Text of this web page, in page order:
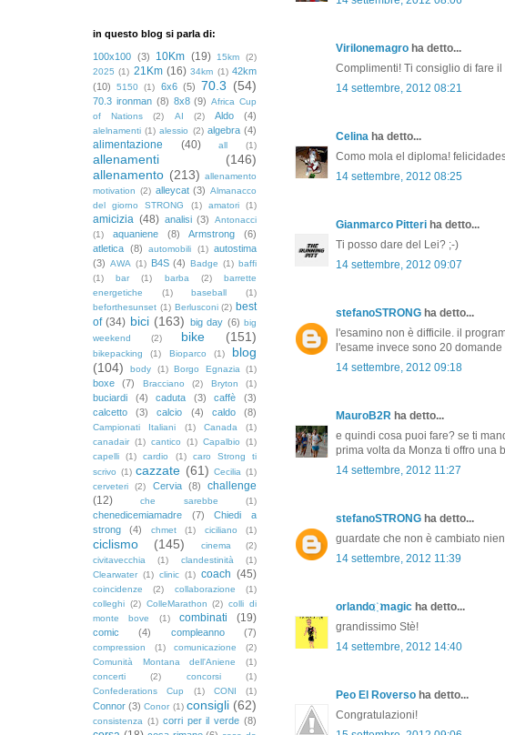
Virilonemagro ha detto...
Complimenti! Ti consiglio di fare
14 settembre, 2012 08:21
Celina ha detto...
Como mola el diploma!
14 settembre, 2012 08:25
Gianmarco Pitteri ha detto...
Ti posso dare del Lei? ;-)
14 settembre, 2012 09:07
stefanoSTRONG ha detto...
l'esamino non è difficile. il
l'esame invece sono 20
14 settembre, 2012 09:18
MauroB2R ha detto...
e quindi cosa puoi fare? se ti
prima volta da Monza ti offro una
14 settembre, 2012 11:27
stefanoSTRONG ha detto...
guardate che non è cambiato
14 settembre, 2012 11:39
orlando ҉ magic ha detto...
grandissimo Stè!
14 settembre, 2012 14:40
Peo El Roverso ha detto...
Congratulazioni!
in questo blog si parla di:
100x100 (3) 10Km (19) 15km
(2)
2025 (1) 21Km (16) 34km (1) 42km
(10)
5150 (1) 6x6 (5) 70.3 (54)
70.3 ironman (8) 8x8 (9) Africa Cup
of Nations
(2) AI (2) Aldo (4)
alelnamenti (1) alessio (2) algebra (4)
alimentazione (40) all (1)
allenamenti
(146)
allenamento (213) allenamento
motivation (2) alleycat (3) Almanacco
del giorno STRONG
(1) amatori (1)
amicizia (48) analisi (3)
Antonacci
(1)
aquaniene (8) Armstrong
(6)
atletica (8) automobili (1) autostima
(3) AWA (1) B4S (4) Badge (1) baffi
(1)
bar (1) barba (2)
barrette
energetiche
(1) baseball
(1)
beforthesunset (1) Berlusconi (2) best
of (34) bici (163) big day (6) big
weekend
(2) bike (151)
bikepacking (1) Bioparco (1)
blog
(104)
body (1) Borgo Egnazia (1)
boxe (7) Bracciano (2) Bryton (1)
buciardi (4) caduta (3) caffè
(3)
calcetto
(3) calcio (4) caldo (8)
Campionati Italiani (1) Canada
(1)
canadair (1) cantico (1) Capalbio
(1)
capelli
(1) cardio (1)
caro Strong ti
scrivo (1) cazzate (61) Cecilia (1)
cerveteri
(2) Cervia (8)
challenge
(12)
che sarebbe (1)
chenedicemiamadre (7)
Chiedi a
strong
(4) chmet (1) ciciliano (1)
ciclismo (145) cinema
(2)
civitavecchia
(1) clandestinità
(1)
Clearwater (1) clinic (1) coach (45)
coincidenze (2) collaborazione
(1)
colleghi (2) ColleMarathon (2) colli di
monte bove
(1) combinati (19)
comic (4) compleanno (7)
compression (1) comunicazione
(2)
Comunità Montana dell'Aniene
(1)
concerti
(2) concorsi
(1)
Confederations Cup
(1) CONI (1)
Connor (3) Conor (1) consigli (62)
consistenza (1) corri per il verde (8)